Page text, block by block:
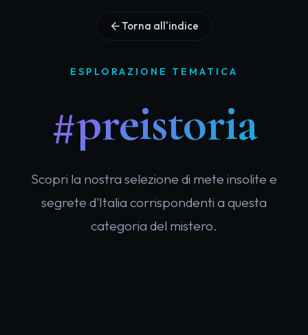
Torna all'indice
ESPLORAZIONE TEMATICA
#preistoria
Scopri la nostra selezione di mete insolite e
segrete d'Italia corrispondenti a questa
categoria del mistero.